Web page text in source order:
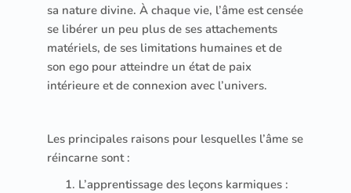
sa nature divine. À chaque vie, l’âme est censée
se libérer un peu plus de ses attachements
matériels, de ses limitations humaines et de
son ego pour atteindre un état de paix
intérieure et de connexion avec l’univers.
Les principales raisons pour lesquelles l’âme se
réincarne sont :
L’apprentissage des leçons karmiques :